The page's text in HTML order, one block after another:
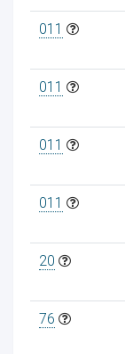
011
011
011
011
20
76